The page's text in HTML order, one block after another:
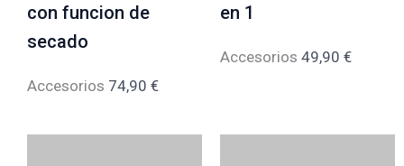
con funcion de
secado
Accesorios 74,90 €
en 1
Accesorios 49,90 €